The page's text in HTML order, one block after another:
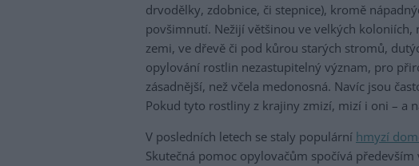
drvodělky, zdobnice, či stepnice), kromě
povšimnutí. Nežijí většinou ve velkých koloniích,
zemi, ve dřevě či pod kůrou starých stromů,
opylování rostlin nezastupitelný význam, pro
zásadnější, než včela medonosná. Navíc jsou
Pokud tyto rostliny z krajiny zmizí, mizí i oni – a
V posledních letech se staly populární hmyzí
Skutečná pomoc opylovačům spočívá